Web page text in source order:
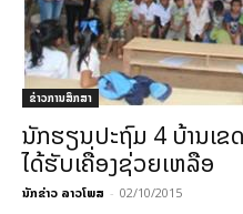
ຂ່າວການສຶກສາ
ນັກຮຽນປະຖົມ 4 ບ້ານເຂ
ໄດ້ຮັບເຄື່ອງຊ່ວຍເຫລືອ
ນັກຂ່າວ ລາວໂພສ - 02/10/2015